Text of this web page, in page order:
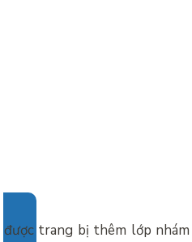
được trang bị thêm lớp